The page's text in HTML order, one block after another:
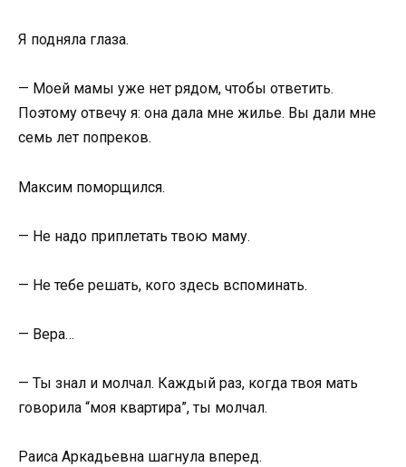
Я подняла глаза.
— Моей мамы уже нет рядом, чтобы ответить.
Поэтому отвечу я: она дала мне жилье. Вы дали мне
семь лет попреков.
Максим поморщился.
— Не надо приплетать твою маму.
— Не тебе решать, кого здесь вспоминать.
— Вера…
— Ты знал и молчал. Каждый раз, когда твоя мать
говорила “моя квартира”, ты молчал.
Раиса Аркадьевна шагнула вперед.